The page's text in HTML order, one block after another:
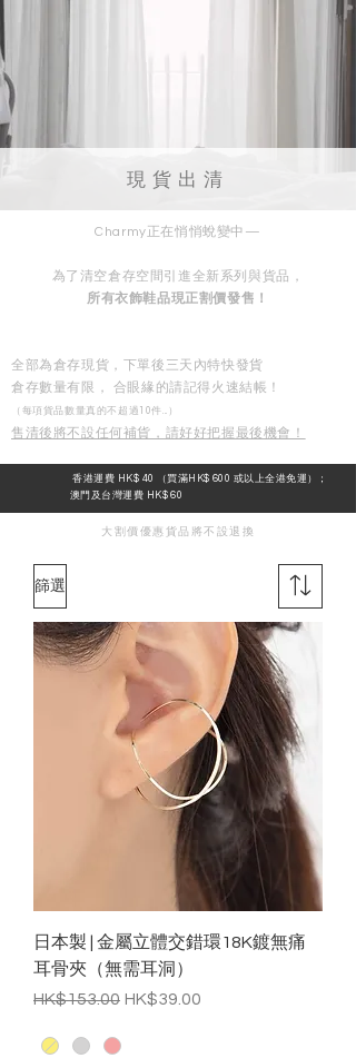
現貨出清
Charmy正在悄悄蛻變中—
​為了清空倉存空間引進全新系列與貨品，
​所有衣飾鞋品現正割價發售！
​全部為倉存現貨，下單後三天內特快發貨
倉存數量有限， 合眼緣的請記得火速結帳！
（每項貨品數量真的不超過10件...）
售清後將不設任何補貨，請好好把握最後機會！
香港運費 HK$ 40 （買滿 HK$ 600 或以上全港免運）；
澳門及台灣運費 HK$ 60
​大割價優惠貨品將 不設退換
篩選
日本製 | 金屬立體交錯環18K鍍無痛
耳骨夾（無需耳洞）
一般價格
HK$153.00 促銷價格
HK$39.00